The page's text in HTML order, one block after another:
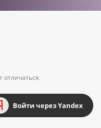
отличаться.
Войти через Yandex